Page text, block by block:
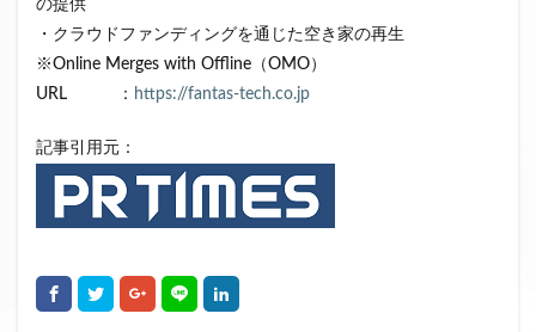
の提供
・クラウドファンディングを通じた空き家の再生
※Online Merges with Offline（OMO）
URL ： https://fantas-tech.co.jp
記事引用元：